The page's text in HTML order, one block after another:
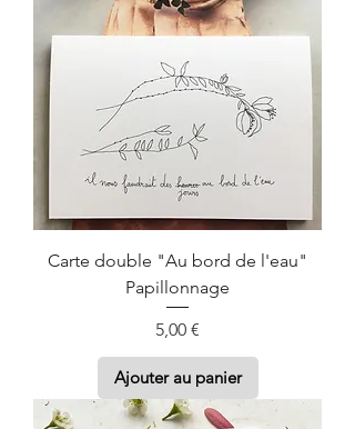
Carte double "Au bord de l'eau"
Papillonnage
Prix
5,00 €
Ajouter au panier